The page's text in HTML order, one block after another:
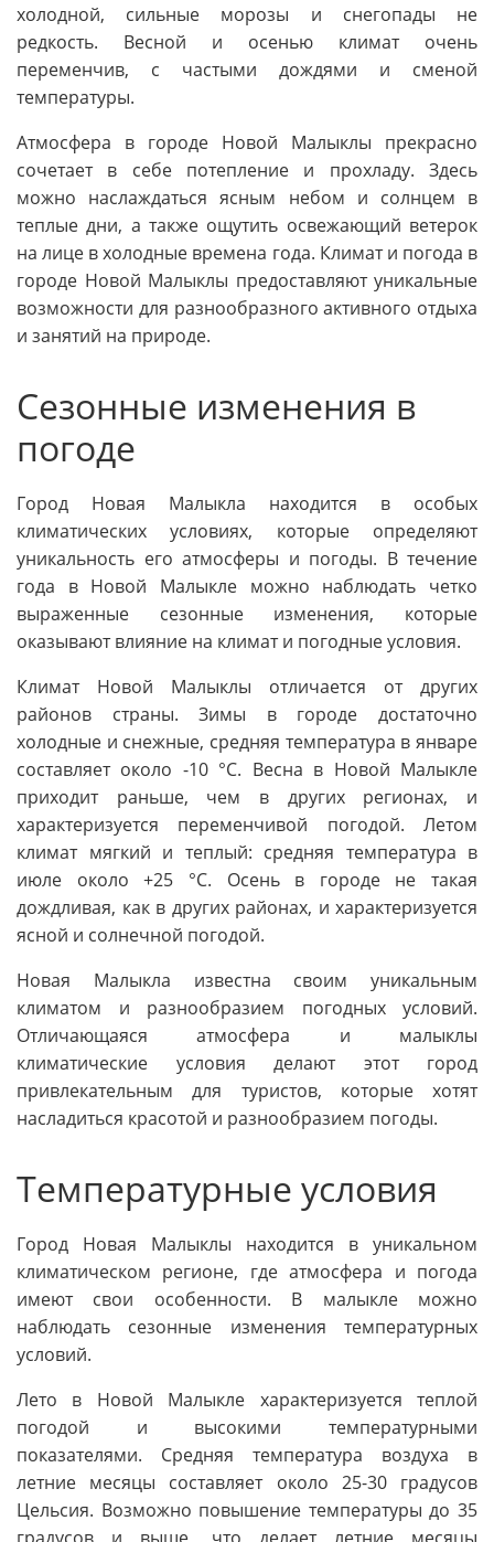
холодной, сильные морозы и снегопады не
редкость. Весной и осенью климат очень
переменчив, с частыми дождями и сменой
температуры.
Атмосфера в городе Новой Малыклы прекрасно
сочетает в себе потепление и прохладу. Здесь
можно наслаждаться ясным небом и солнцем в
теплые дни, а также ощутить освежающий ветерок
на лице в холодные времена года. Климат и погода в
городе Новой Малыклы предоставляют уникальные
возможности для разнообразного активного отдыха
и занятий на природе.
Сезонные изменения в
погоде
Город Новая Малыкла находится в особых
климатических условиях, которые определяют
уникальность его атмосферы и погоды. В течение
года в Новой Малыкле можно наблюдать четко
выраженные сезонные изменения, которые
оказывают влияние на климат и погодные условия.
Климат Новой Малыклы отличается от других
районов страны. Зимы в городе достаточно
холодные и снежные, средняя температура в январе
составляет около -10 °C. Весна в Новой Малыкле
приходит раньше, чем в других регионах, и
характеризуется переменчивой погодой. Летом
климат мягкий и теплый: средняя температура в
июле около +25 °C. Осень в городе не такая
дождливая, как в других районах, и характеризуется
ясной и солнечной погодой.
Новая Малыкла известна своим уникальным
климатом и разнообразием погодных условий.
Отличающаяся атмосфера и малыклы
климатические условия делают этот город
привлекательным для туристов, которые хотят
насладиться красотой и разнообразием погоды.
Температурные условия
Город Новая Малыклы находится в уникальном
климатическом регионе, где атмосфера и погода
имеют свои особенности. В малыкле можно
наблюдать сезонные изменения температурных
условий.
Лето в Новой Малыкле характеризуется теплой
погодой и высокими температурными
показателями. Средняя температура воздуха в
летние месяцы составляет около 25-30 градусов
Цельсия. Возможно повышение температуры до 35